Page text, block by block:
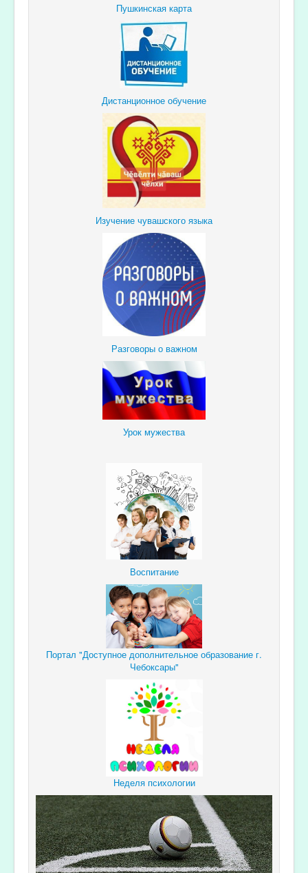
Пушкинская карта
Дистанционное обучение
Изучение чувашского языка
Разговоры о важном
Урок мужества
Воспитание
Портал "Доступное дополнительное образование г.
Чебоксары"
Неделя психологии